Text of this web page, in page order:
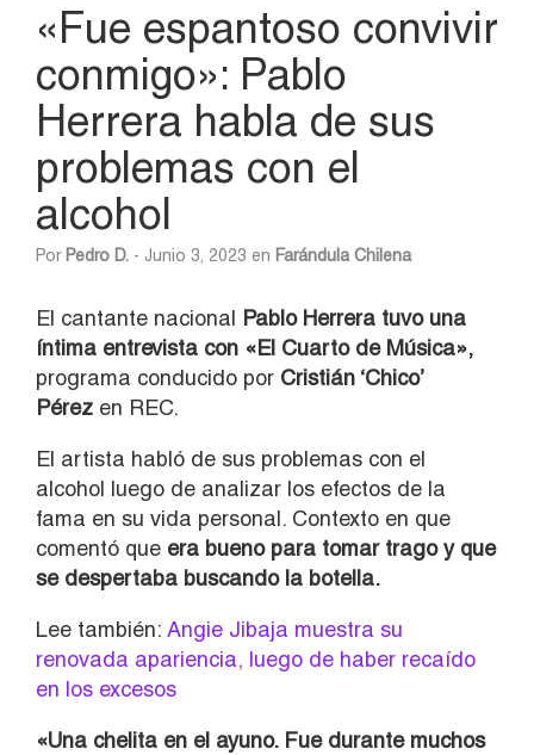
«Fue espantoso convivir
conmigo»: Pablo
Herrera habla de sus
problemas con el
alcohol
Por Pedro D. - Junio 3, 2023 en Farándula Chilena
El cantante nacional Pablo Herrera tuvo una
íntima entrevista con «El Cuarto de Música»,
programa conducido por Cristián ‘Chico’
Pérez en REC.
El artista habló de sus problemas con el
alcohol luego de analizar los efectos de la
fama en su vida personal. Contexto en que
comentó que era bueno para tomar trago y que
se despertaba buscando la botella.
Lee también: Angie Jibaja muestra su
renovada apariencia, luego de haber recaído
en los excesos
«Una chelita en el ayuno. Fue durante muchos